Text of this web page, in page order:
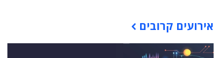
אירועים קרובים